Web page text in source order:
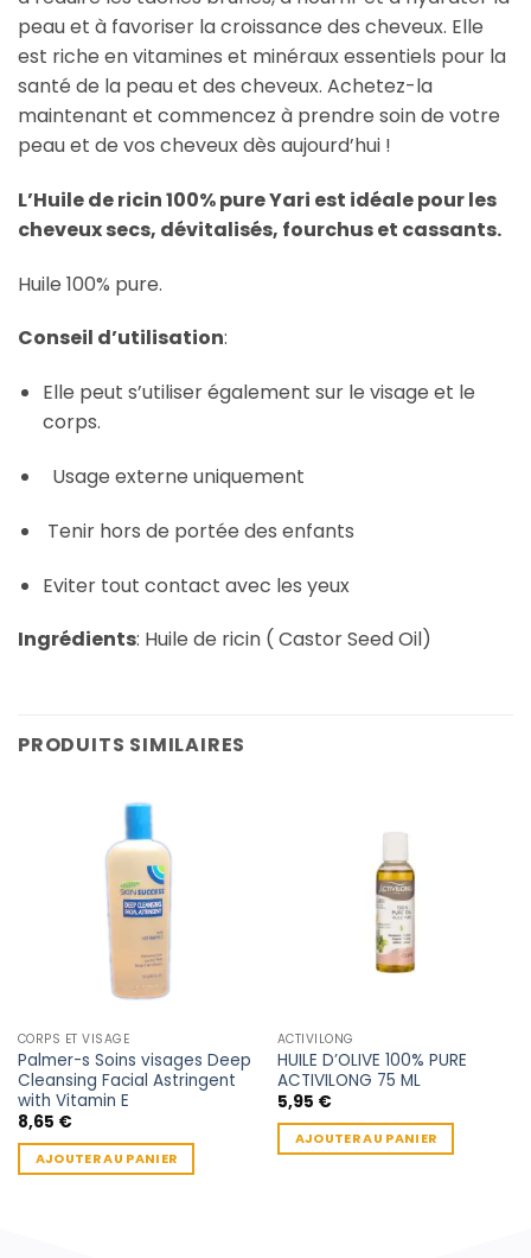
peau et à favoriser la croissance des cheveux. Elle
est riche en vitamines et minéraux essentiels pour la
santé de la peau et des cheveux. Achetez-la
maintenant et commencez à prendre soin de votre
peau et de vos cheveux dès aujourd’hui !
L’Huile de ricin 100% pure Yari est idéale pour les
cheveux secs, dévitalisés, fourchus et cassants.
Huile 100% pure.
Conseil d’utilisation:
Elle peut s’utiliser également sur le visage et le
corps.
Usage externe uniquement
Tenir hors de portée des enfants
Eviter tout contact avec les yeux
Ingrédients: Huile de ricin ( Castor Seed Oil)
PRODUITS SIMILAIRES
CORPS ET VISAGE
Palmer-s Soins visages Deep
Cleansing Facial Astringent
with Vitamin E
8,65 €
AJOUTER AU PANIER
ACTIVILONG
HUILE D’OLIVE 100% PURE
ACTIVILONG 75 ML
5,95 €
AJOUTER AU PANIER